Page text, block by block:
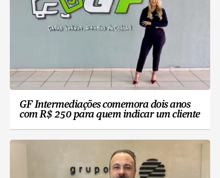
GF Intermediações comemora dois anos
com R$ 250 para quem indicar um cliente